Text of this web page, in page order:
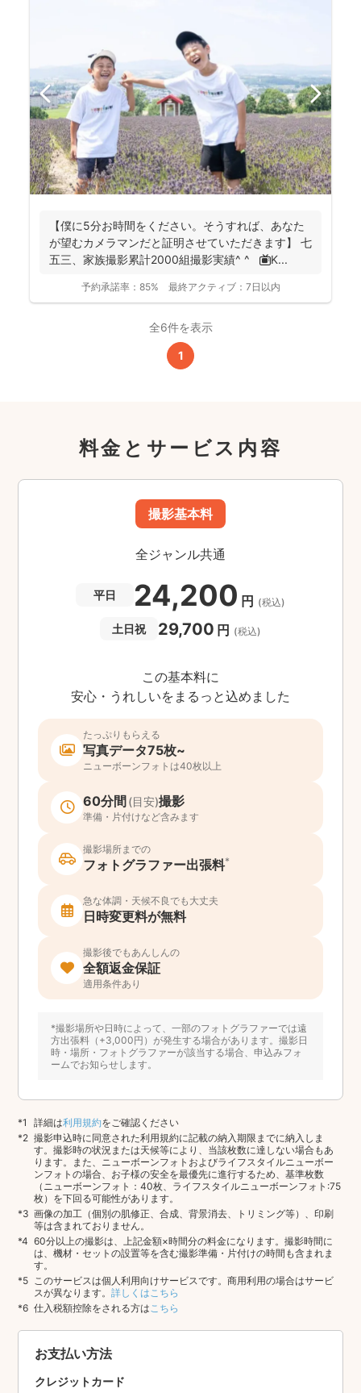
【僕に5分お時間をください。そうすれば、あなた
が望むカメラマンだと証明させていただきます】 七
五三、家族撮影累計2000組撮影実績^ ^ 📺K...
予約承諾率： 85% 最終アクティブ： 7日以内
全6件を表示
1
料金とサービス内容
撮影基本料
全ジャンル共通
平日 24,200 円 (税込)
土日祝 29,700 円 (税込)
この基本料に
安心・うれしいをまるっと込めました
たっぷりもらえる
写真データ75枚~
ニューボーンフォトは40枚以上
60分間 (目安)撮影
準備・片付けなど含みます
撮影場所までの
フォトグラファー出張料*
急な体調・天候不良でも大丈夫
日時変更料が無料
撮影後でもあんしんの
全額返金保証
適用条件あり
*撮影場所や日時によって、一部のフォトグラファーでは遠
方出張料（+3,000円）が発生する場合があります。撮影日
時・場所・フォトグラファーが該当する場合、申込みフォ
ームでお知らせします。
詳細は利用規約をご確認ください
撮影申込時に同意された利用規約に記載の納入期限までに納入しま
す。撮影時の状況または天候等により、当該枚数に達しない場合もあ
ります。また、ニューボーンフォトおよびライフスタイルニューボー
ンフォトの場合、お子様の安全を最優先に進行するため、基準枚数
（ニューボーンフォト：40枚、ライフスタイルニューボーンフォト:75
枚）を下回る可能性があります。
画像の加工（個別の肌修正、合成、背景消去、トリミング等）、印刷
等は含まれておりません。
60分以上の撮影は、上記金額×時間分の料金になります。撮影時間に
は、機材・セットの設置等を含む撮影準備・片付けの時間も含まれま
す。
このサービスは個人利用向けサービスです。商用利用の場合はサービ
スが異なります。詳しくはこちら
仕入税額控除をされる方は こちら
お支払い方法
クレジットカード